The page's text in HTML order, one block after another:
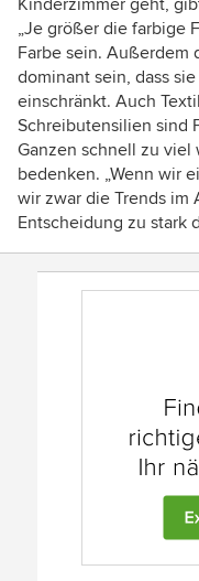
Kinderzimmer geht,
„Je größer die farbige
Farbe sein. Außerdem
dominant sein, dass
einschränkt. Auch
Schreibutensilien sind
Ganzen schnell zu viel
bedenken. „Wenn wir
wir zwar die Trends im
Entscheidung zu stark